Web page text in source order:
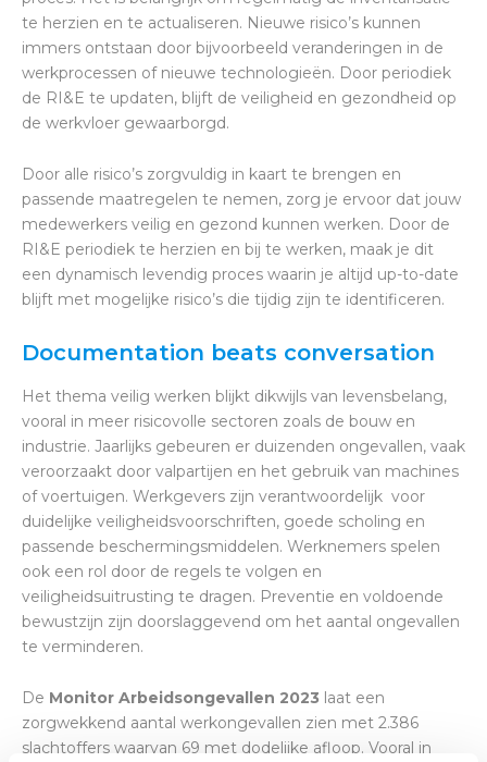
te herzien en te actualiseren. Nieuwe risico’s kunnen
immers ontstaan door bijvoorbeeld veranderingen in de
werkprocessen of nieuwe technologieën. Door periodiek
de RI&E te updaten, blijft de veiligheid en gezondheid op
de werkvloer gewaarborgd.
Door alle risico’s zorgvuldig in kaart te brengen en
passende maatregelen te nemen, zorg je ervoor dat jouw
medewerkers veilig en gezond kunnen werken. Door de
RI&E periodiek te herzien en bij te werken, maak je dit
een dynamisch levendig proces waarin je altijd up-to-date
blijft met mogelijke risico’s die tijdig zijn te identificeren.
Documentation beats conversation
Het thema veilig werken blijkt dikwijls van levensbelang,
vooral in meer risicovolle sectoren zoals de bouw en
industrie. Jaarlijks gebeuren er duizenden ongevallen, vaak
veroorzaakt door valpartijen en het gebruik van machines
of voertuigen. Werkgevers zijn verantwoordelijk voor
duidelijke veiligheidsvoorschriften, goede scholing en
passende beschermingsmiddelen. Werknemers spelen
ook een rol door de regels te volgen en
veiligheidsuitrusting te dragen. Preventie en voldoende
bewustzijn zijn doorslaggevend om het aantal ongevallen
te verminderen.
De Monitor Arbeidsongevallen 2023 laat een
zorgwekkend aantal werkongevallen zien met 2.386
slachtoffers waarvan 69 met dodelijke afloop. Vooral in